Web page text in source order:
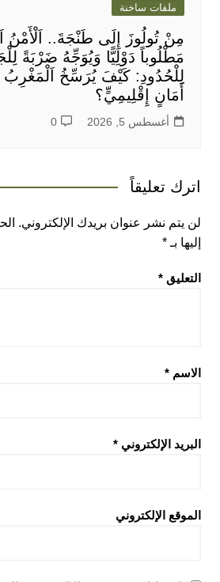
ملفات ساخنة
مِنْ تُولُوزَ إِلَى طَنْجَةَ..
مَطْلُوباً دَوْلِيًّا وَيُوَجِّهُ ضَرْبَةً
لِلْحُدُودِ: كَيْفَ يُرَسِّخُ اَلْمَغْرِبُ
أَمَانٍ إِقْلِيمِيٍّ؟
أغسطس 5, 2026 0
اترك تعليقاً
لن يتم نشر عنوان بريدك الإلكتروني.
إليها بـ *
التعليق *
الاسم *
البريد الإلكتروني *
الموقع الإلكتروني